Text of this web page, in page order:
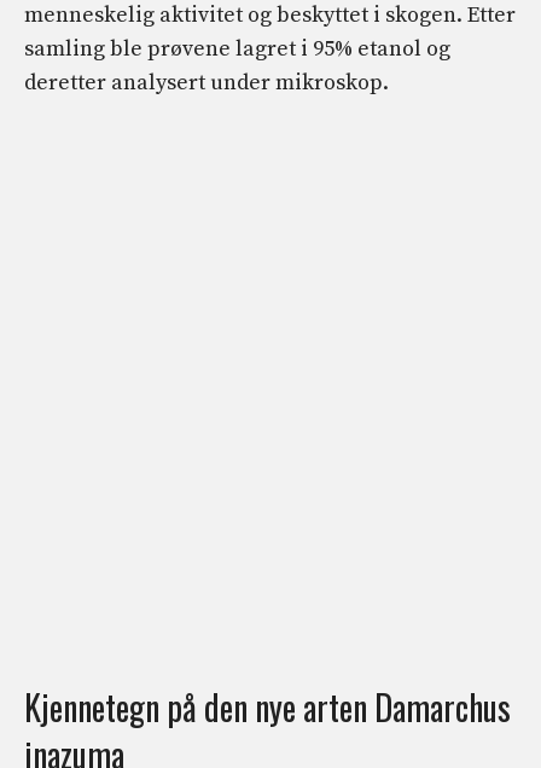
menneskelig aktivitet og beskyttet i skogen. Etter
samling ble prøvene lagret i 95% etanol og
deretter analysert under mikroskop.
Kjennetegn på den nye arten Damarchus
inazuma